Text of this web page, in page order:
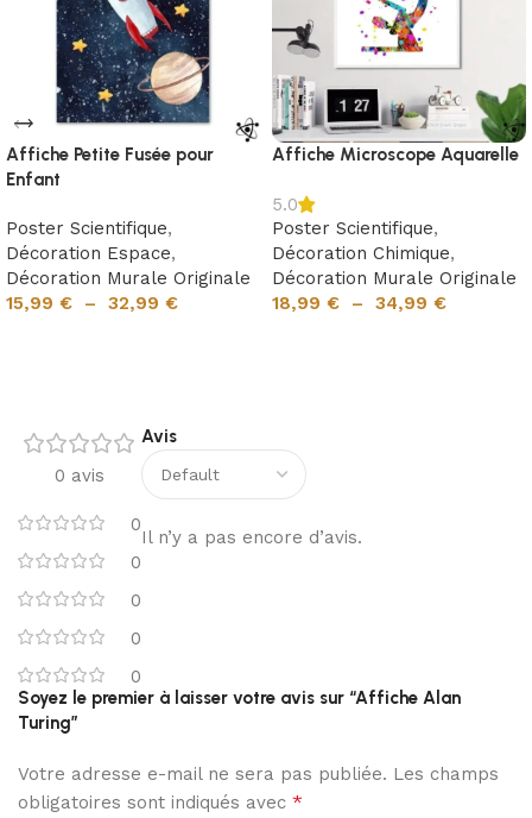
Affiche Petite Fusée pour
Enfant
Poster Scientifique,
Décoration Espace,
Décoration Murale Originale
15,99 € – 32,99 €
Affiche Microscope Aquarelle
5.0
Poster Scientifique,
Décoration Chimique,
Décoration Murale Originale
18,99 € – 34,99 €
0 avis
0
0
0
0
0
Avis
Il n’y a pas encore d’avis.
Soyez le premier à laisser votre avis sur “Affiche Alan
Turing”
Votre adresse e-mail ne sera pas publiée. Les champs
obligatoires sont indiqués avec *